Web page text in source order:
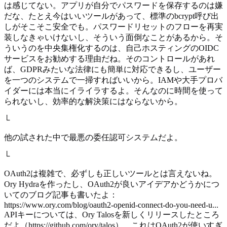
は感じてない。アプリが自分でパスワードを保存するのは嫌
だな、たとえ今はいいツールがあって、標準のbcrypt呼び出
しがそこそこ安全でも。パスワードリセットのフローを再実
装しなきゃいけないし、そういう面倒なことがあるから。そ
ういうのを中央集権化するのは、自己ホスティングのOIDC
サービスをお勧めする理由だね。そのコントロールがあれ
ば、GDPRみたいな法律にも簡単に対応できるし、ユーザー
を一つのシステムで一掃すればいいから。IAMや大手プロバ
イダーには本当にイライラするよ。そんなのに時間を使って
られないし、効率的な解決策にはならないから。
└
他の試された中で最悪の委任認可システムだよ。
└
OAuth2は複雑で、必ずしも正しいツールとは言えないね。
Ory Hydraを作ったし、OAuth2が良いアイデアかどうかにつ
いてのブログ記事も書いたよ：
https://www.ory.com/blog/oauth2-openid-connect-do-you-need-u...
APIキーについては、Ory Talosを新しくリリースしたところ
だよ（https://github.com/ory/talos）。これはOAuth2が使いすぎ